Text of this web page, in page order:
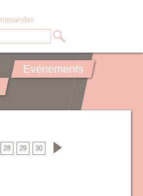
Evénements
28 29 30